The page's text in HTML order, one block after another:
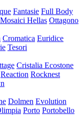
Fantasie Full Body
Mosaici Hellas Ottagono
Cromatica Euridice
Tesori
Cristalia Ecostone
Reaction Rocknest
Dolmen Evolution
Porto Portobello